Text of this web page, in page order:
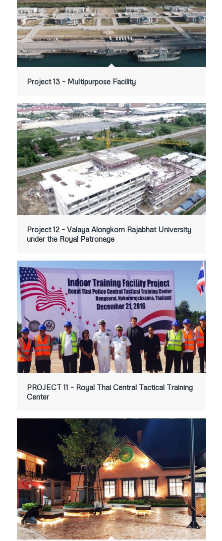
Project 13 – Multipurpose Facility
Project 12 – Valaya Alongkorn Rajabhat University
under the Royal Patronage
PROJECT 11 – Royal Thai Central Tactical Training
Center